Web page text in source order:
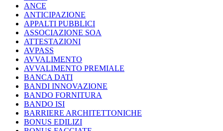
ANCE
ANTICIPAZIONE
APPALTI PUBBLICI
ASSOCIAZIONE SOA
ATTESTAZIONI
AVPASS
AVVALIMENTO
AVVALIMENTO PREMIALE
BANCA DATI
BANDI INNOVAZIONE
BANDO FORNITURA
BANDO ISI
BARRIERE ARCHITETTONICHE
BONUS EDILIZI